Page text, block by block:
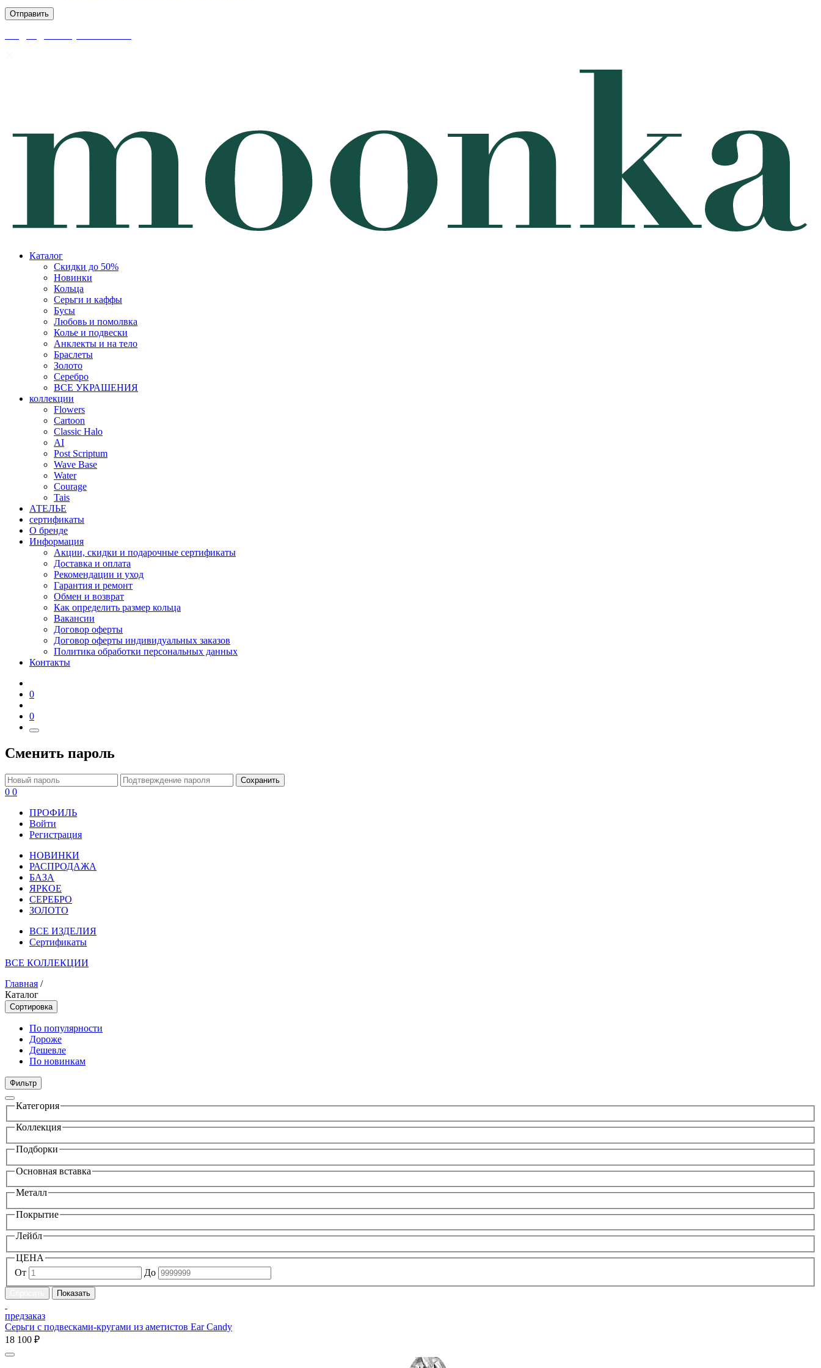
Каталог
Скидки до 50%
Новинки
Кольца
Серьги и каффы
Бусы
Любовь и помолвка
Колье и подвески
Анклекты и на тело
Браслеты
Золото
Серебро
ВСЕ УКРАШЕНИЯ
коллекции
Flowers
Cartoon
Classic Halo
AI
Post Scriptum
Wave Base
Water
Courage
Tais
АТЕЛЬЕ
сертификаты
О бренде
Информация
Акции, скидки и подарочные сертификаты
Доставка и оплата
Рекомендации и уход
Гарантия и ремонт
Обмен и возврат
Как определить размер кольца
Вакансии
Договор оферты
Договор оферты индивидуальных заказов
Политика обработки персональных данных
Контакты
0
0
Сменить пароль
Сохранить
0 0
ПРОФИЛЬ
Войти
Регистрация
НОВИНКИ
РАСПРОДАЖА
БАЗА
ЯРКОЕ
СЕРЕБРО
ЗОЛОТО
ВСЕ ИЗДЕЛИЯ
Сертификаты
ВСЕ КОЛЛЕКЦИИ
Главная /
Каталог
Сортировка
По популярности
Дороже
Дешевле
По новинкам
Фильтр
Категория
Коллекция
Подборки
Основная вставка
Металл
Покрытие
Лейбл
ЦЕНА
От
До
предзаказ
Серьги с подвесками-кругами из аметистов Ear Candy
18 100 ₽